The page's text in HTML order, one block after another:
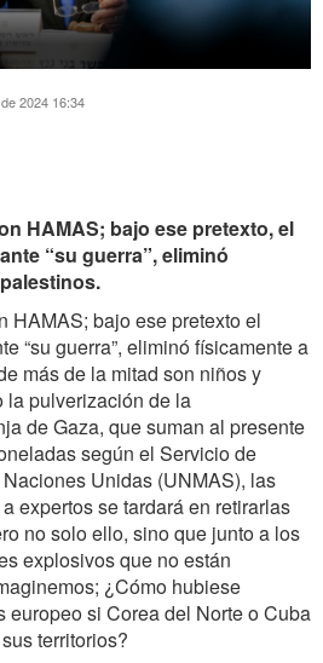
2024 16:34
HAMAS; bajo ese pretexto, el
“su guerra”, eliminó
HAMAS; bajo ese pretexto el
“su guerra”, eliminó físicamente a
más de la mitad son niños y
la pulverización de la
de Gaza, que suman al presente
según el Servicio de
Unidas (UNMAS), las
expertos se tardará en retirarlas
no solo ello, sino que junto a los
explosivos que no están
¿Cómo hubiese
europeo si Corea del Norte o Cuba
territorios?